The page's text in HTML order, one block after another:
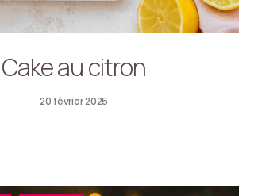
Cake au citron
20 février 2025